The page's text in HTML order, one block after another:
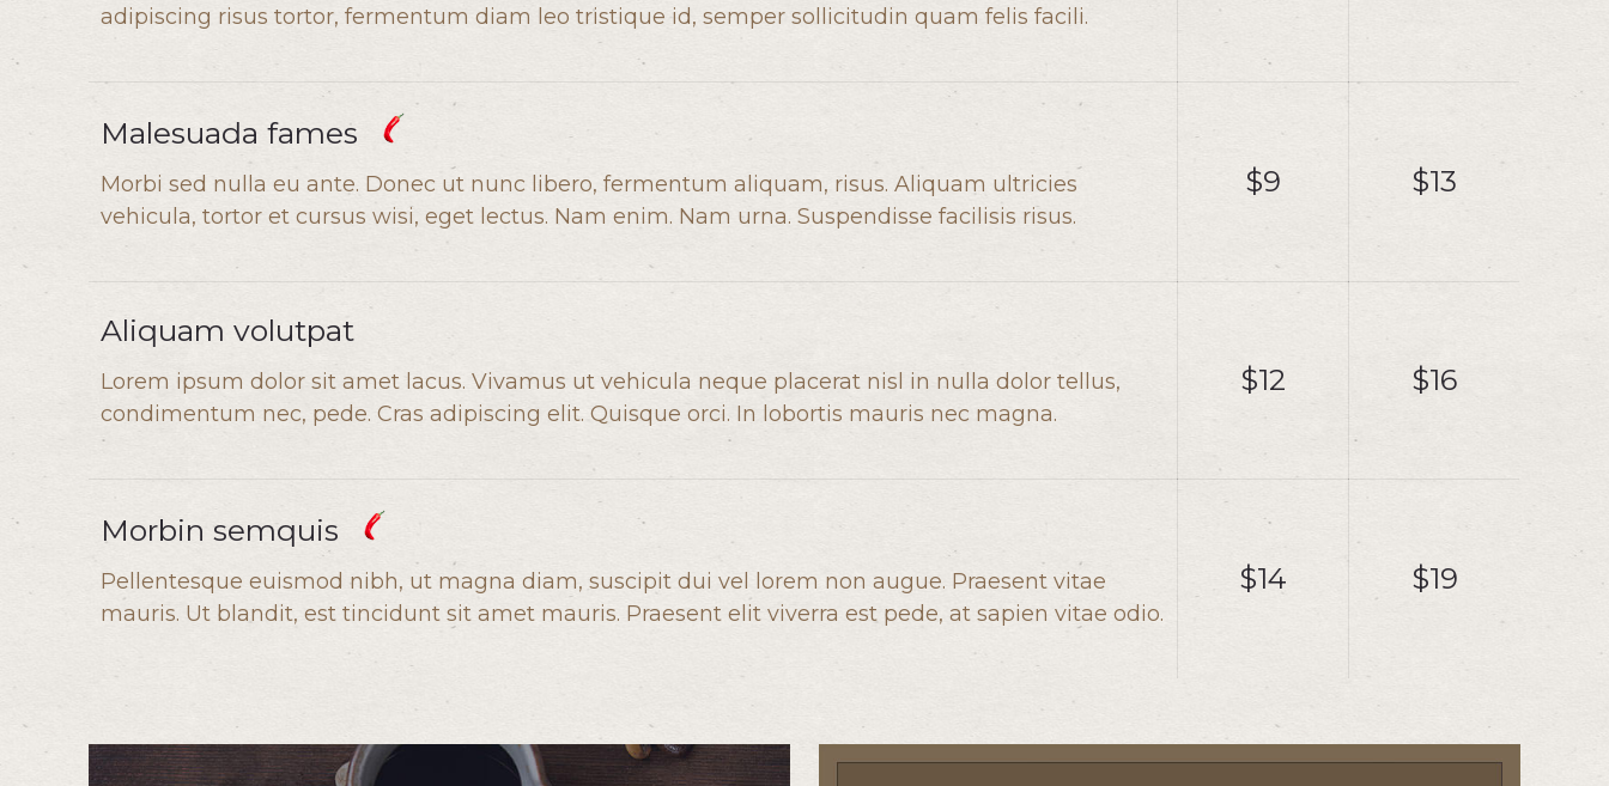
adipiscing risus tortor, fermentum diam leo tristique id, semper sollicitudin quam felis facili.
Malesuada fames
Morbi sed nulla eu ante. Donec ut nunc libero, fermentum aliquam, risus. Aliquam ultricies
vehicula, tortor et cursus wisi, eget lectus. Nam enim. Nam urna. Suspendisse facilisis risus.
$9 $13
Aliquam volutpat
Lorem ipsum dolor sit amet lacus. Vivamus ut vehicula neque placerat nisl in nulla dolor tellus,
condimentum nec, pede. Cras adipiscing elit. Quisque orci. In lobortis mauris nec magna.
$12 $16
Morbin semquis
Pellentesque euismod nibh, ut magna diam, suscipit dui vel lorem non augue. Praesent vitae
mauris. Ut blandit, est tincidunt sit amet mauris. Praesent elit viverra est pede, at sapien vitae odio.
$14 $19